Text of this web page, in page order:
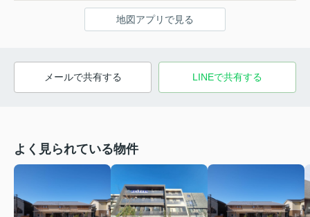
地図アプリで見る
メールで共有する LINEで共有する
よく見られている物件